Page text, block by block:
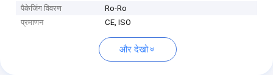
पैकेजिंग विवरण
Ro-Ro
प्रमाणन
CE, ISO
और देखो